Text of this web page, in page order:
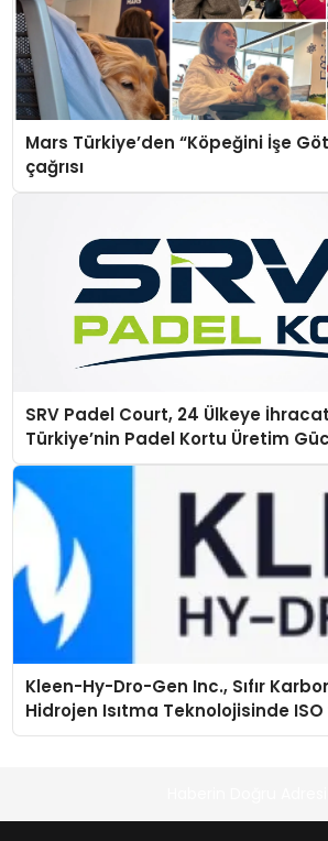
Mars Türkiye’den “Köpeğini İşe
çağrısı
SRV Padel Court, 24 Ülkeye
Türkiye’nin Padel Kortu Üretim
Kleen-Hy-Dro-Gen Inc., Sıfır
Hidrojen Isıtma Teknolojisinde ISO
Düzenleyici Onaylarını Aldı